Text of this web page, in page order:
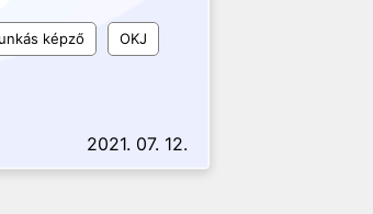
képző OKJ
2021. 07. 12.